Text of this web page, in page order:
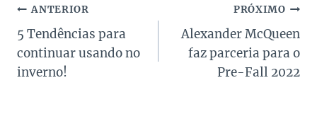
Navegação
de
Post
ANTERIOR
5 Tendências para
continuar usando no
inverno!
PRÓXIMO
Alexander McQueen
faz parceria para o
Pre-Fall 2022